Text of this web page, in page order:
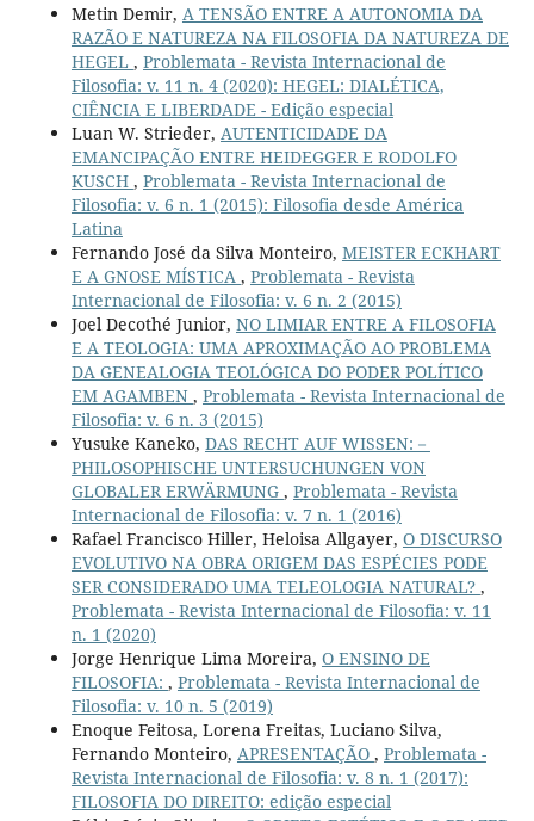
Metin Demir, A TENSÃO ENTRE A AUTONOMIA DA
RAZÃO E NATUREZA NA FILOSOFIA DA NATUREZA DE
HEGEL , Problemata - Revista Internacional de
Filosofia: v. 11 n. 4 (2020): HEGEL: DIALÉTICA,
CIÊNCIA E LIBERDADE - Edição especial
Luan W. Strieder, AUTENTICIDADE DA
EMANCIPAÇÃO ENTRE HEIDEGGER E RODOLFO
KUSCH , Problemata - Revista Internacional de
Filosofia: v. 6 n. 1 (2015): Filosofia desde América
Latina
Fernando José da Silva Monteiro, MEISTER ECKHART
E A GNOSE MÍSTICA , Problemata - Revista
Internacional de Filosofia: v. 6 n. 2 (2015)
Joel Decothé Junior, NO LIMIAR ENTRE A FILOSOFIA
E A TEOLOGIA: UMA APROXIMAÇÃO AO PROBLEMA
DA GENEALOGIA TEOLÓGICA DO PODER POLÍTICO
EM AGAMBEN , Problemata - Revista Internacional de
Filosofia: v. 6 n. 3 (2015)
Yusuke Kaneko, DAS RECHT AUF WISSEN:－
PHILOSOPHISCHE UNTERSUCHUNGEN VON
GLOBALER ERWÄRMUNG , Problemata - Revista
Internacional de Filosofia: v. 7 n. 1 (2016)
Rafael Francisco Hiller, Heloisa Allgayer, O DISCURSO
EVOLUTIVO NA OBRA ORIGEM DAS ESPÉCIES PODE
SER CONSIDERADO UMA TELEOLOGIA NATURAL? ,
Problemata - Revista Internacional de Filosofia: v. 11
n. 1 (2020)
Jorge Henrique Lima Moreira, O ENSINO DE
FILOSOFIA: , Problemata - Revista Internacional de
Filosofia: v. 10 n. 5 (2019)
Enoque Feitosa, Lorena Freitas, Luciano Silva,
Fernando Monteiro, APRESENTAÇÃO , Problemata -
Revista Internacional de Filosofia: v. 8 n. 1 (2017):
FILOSOFIA DO DIREITO: edição especial